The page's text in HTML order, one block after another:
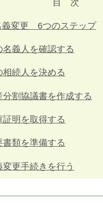
義変更 6つのステップ
名義人を確認する
相続人を決める
分割協議書を作成する
証明を取得する
書類を準備する
変更手続きを行う